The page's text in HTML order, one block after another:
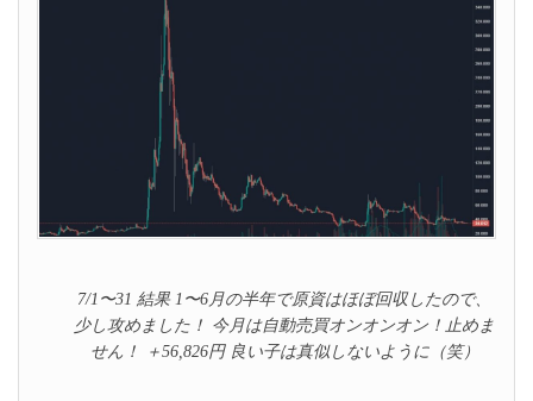
7/1〜31 結果 1〜6月の半年で原資はほぼ回収したので、
少し攻めました！ 今月は自動売買オンオンオン！止めま
せん！ ＋56,826円 良い子は真似しないように（笑）